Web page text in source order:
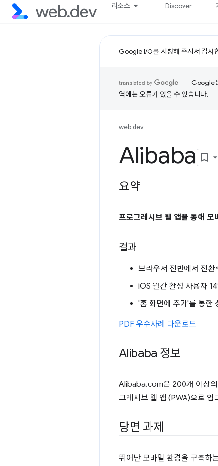
리소스 Discover
Google I/O를 시청해 주셔서 감사
Google
역에는 오류가 있을 수 있습니다.
web.dev
Alibaba
요약
프로그레시브 웹 앱을 통해
결과
브라우저 전반에서 전환
iOS 월간 활성 사용자
'홈 화면에 추가'를 통한
PDF 우수사례 다운로드
Alibaba 정보
Alibaba.com은 200개 이상의
그레시브 웹 앱 (PWA)으로 업
당면 과제
뛰어난 모바일 환경을 구축하